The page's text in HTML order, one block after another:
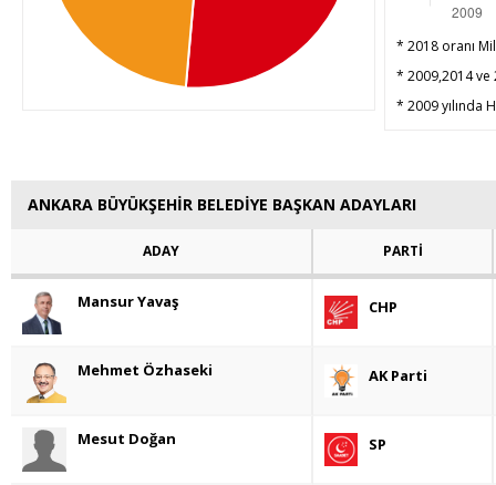
* 2018 oranı
* 2009,2014 ve
* 2009 yılında
ANKARA BÜYÜKŞEHİR BELEDİYE BAŞKAN ADAYLARI
ADAY PARTİ
Mansur Yavaş CHP
Mehmet Özhaseki AK Parti
Mesut Doğan SP